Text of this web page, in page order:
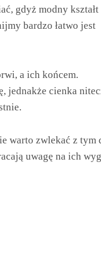
gdyż modny kształt
bardzo łatwo jest
a ich końcem.
jednakże cienka
warto zwlekać z tym
uwagę na ich